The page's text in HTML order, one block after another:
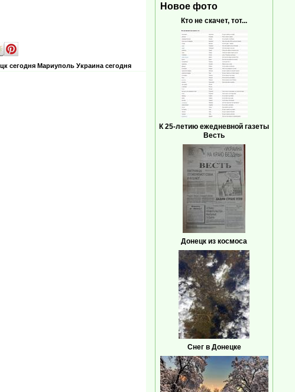
сегодня Мариуполь Украина сегодня
Новое фото
Кто не скачет, тот...
К 25-летию ежедневной газеты
Весть
Донецк из космоса
Снег в Донецке